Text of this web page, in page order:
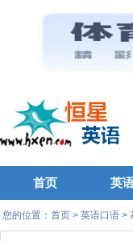
首页 英
您的位置： 首页 > 英语口语 >